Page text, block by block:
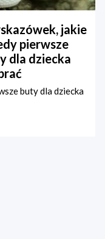
jakie
pierwsze
dla dziecka
buty dla dziecka